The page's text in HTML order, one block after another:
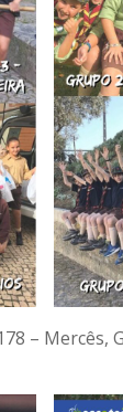
– Mercês,